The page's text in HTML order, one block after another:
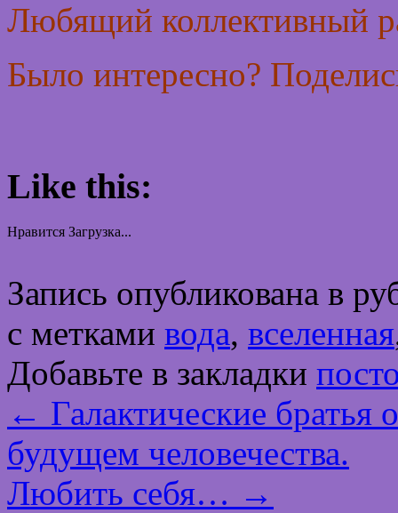
Любящий коллективный
Было интересно?
Like this:
Нравится Загрузка...
Запись опубликована в
с метками вода, вселенная
Добавьте в закладки
← Галактические братья
будущем человечества.
Любить себя… →